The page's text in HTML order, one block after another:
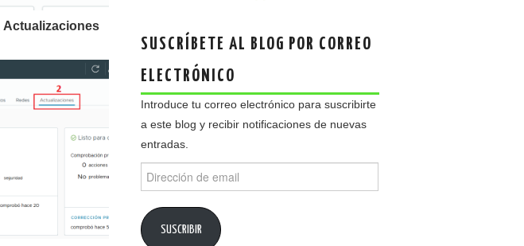
Actualizaciones
SUSCRÍBETE AL BLOG POR CORREO
ELECTRÓNICO
Introduce tu correo electrónico para suscribirte
a este blog y recibir notificaciones de nuevas
entradas.
de
SUSCRIBIR